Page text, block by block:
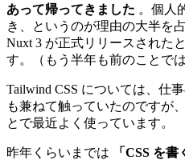
あって帰ってきました 。個人
き、というのが理由の大半を
Nuxt 3 が正式リリースされた
す。（もう半年も前のことで
Tailwind CSS については、仕
も兼ねて触っていたのですが
とで最近よく使っています。
昨年くらいまでは
「CSS を